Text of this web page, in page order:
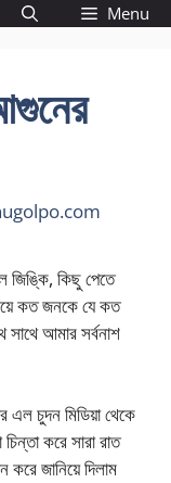
Menu
কিছু পেতে
কত জনকে যে কত
সাথে আমার সর্বনাশ
এল চুদন মিডিয়া থেকে
করে সারা রাত
জানিয়ে দিলাম